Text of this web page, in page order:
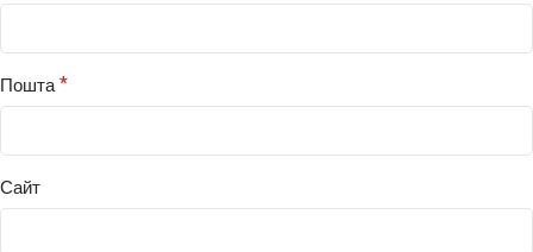
Пошта*
Сайт